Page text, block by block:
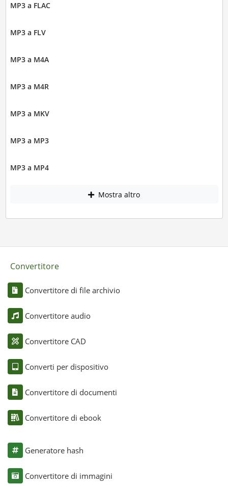
MP3 a FLAC
MP3 a FLV
MP3 a M4A
MP3 a M4R
MP3 a MKV
MP3 a MP3
MP3 a MP4
Mostra altro
Convertitore
Convertitore di file archivio
Convertitore audio
Convertitore CAD
Converti per dispositivo
Convertitore di documenti
Convertitore di ebook
Generatore hash
Convertitore di immagini